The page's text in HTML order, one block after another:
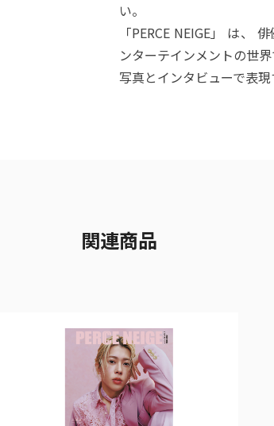
い。
「PERCE NEIGE」 は、
ンターテインメントの世
写真とインタビューで表現
関連商品